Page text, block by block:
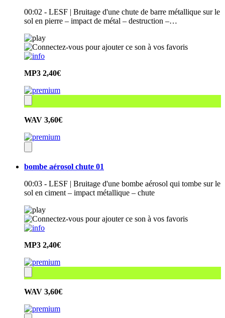
00:02 - LESF | Bruitage d'une chute de barre métallique sur le
sol en pierre – impact de métal – destruction –…
MP3 2,40€
WAV 3,60€
bombe aérosol chute 01
00:03 - LESF | Bruitage d'une bombe aérosol qui tombe sur le
sol en ciment – impact métallique – chute
MP3 2,40€
WAV 3,60€